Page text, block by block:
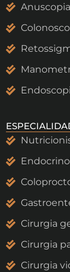
Anuscopia
Cirurgia
Cirurgia
Cirurgia